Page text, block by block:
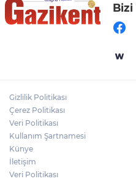
"BEBEĞİ
BIRAKMAYIN!"
Gaziantep
Bizi
Gizlilik Politikası
Çerez Politikası
Veri Politikası
Kullanım Şartnamesi
Künye
İletişim
Veri Politikası